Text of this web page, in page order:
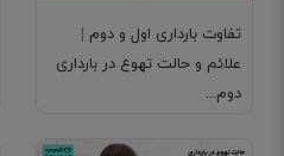
تفاوت بارداری اول و دوم |
علائم و حالت تهوع در بارداری
دوم...